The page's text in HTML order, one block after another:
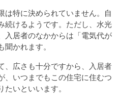
は特に決められていません。自
続けるようです。ただし、水光
入居者のなかからは「電気代が
かれます。
、広さも十分ですから、入居者
、いつまでもこの住宅に住むつ
いといいます。